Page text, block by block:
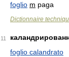
foglio m paga
Dictionnaire
11
foglio calandrato